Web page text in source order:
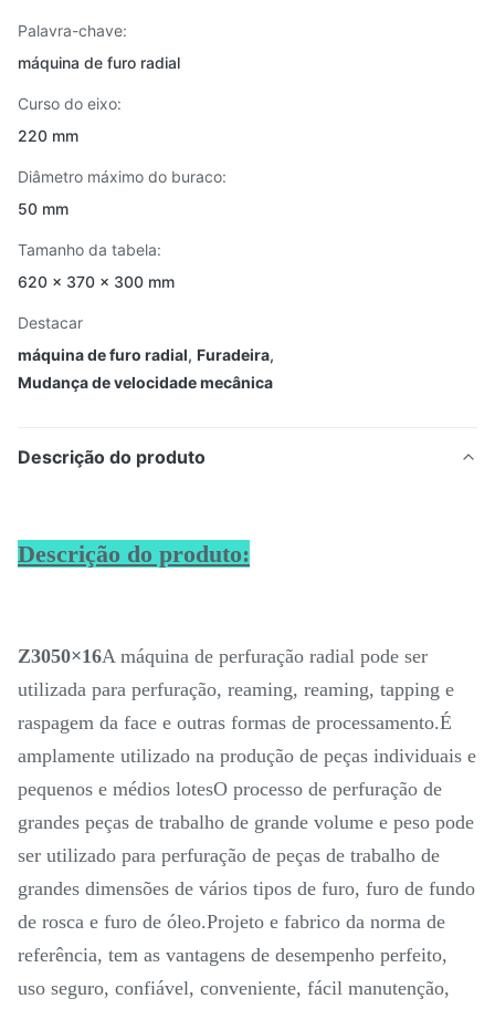
Palavra-chave:
máquina de furo radial
Curso do eixo:
220 mm
Diâmetro máximo do buraco:
50 mm
Tamanho da tabela:
620 × 370 × 300 mm
Destacar
máquina de furo radial, Furadeira,
Mudança de velocidade mecânica
Descrição do produto
Descrição do produto:
Z3050×16A máquina de perfuração radial pode ser
utilizada para perfuração, reaming, reaming, tapping e
raspagem da face e outras formas de processamento.É
amplamente utilizado na produção de peças individuais e
pequenos e médios lotesO processo de perfuração de
grandes peças de trabalho de grande volume e peso pode
ser utilizado para perfuração de peças de trabalho de
grandes dimensões de vários tipos de furo, furo de fundo
de rosca e furo de óleo.Projeto e fabrico da norma de
referência, tem as vantagens de desempenho perfeito,
uso seguro, confiável, conveniente, fácil manutenção,